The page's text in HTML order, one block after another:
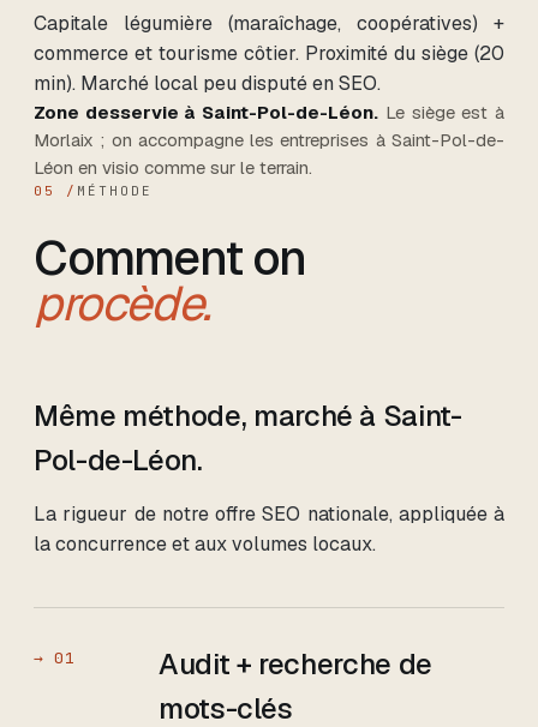
Capitale légumière (maraîchage, coopératives) +
commerce et tourisme côtier. Proximité du siège (20
min). Marché local peu disputé en SEO.
Zone desservie à Saint-Pol-de-Léon. Le siège est à
Morlaix ; on accompagne les entreprises à Saint-Pol-de-
Léon en visio comme sur le terrain.
05 / MÉTHODE
Comment on
procède.
Même méthode, marché à Saint-
Pol-de-Léon.
La rigueur de notre offre SEO nationale, appliquée à
la concurrence et aux volumes locaux.
→01
Audit + recherche de
mots-clés